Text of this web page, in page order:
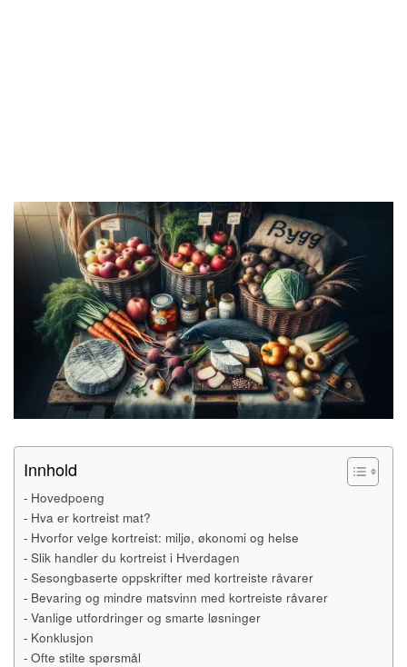
Innhold
Hovedpoeng
Hva er kortreist mat?
Hvorfor velge kortreist: miljø, økonomi og helse
Slik handler du kortreist i Hverdagen
Sesongbaserte oppskrifter med kortreiste råvarer
Bevaring og mindre matsvinn med kortreiste råvarer
Vanlige utfordringer og smarte løsninger
Konklusjon
Ofte stilte spørsmål